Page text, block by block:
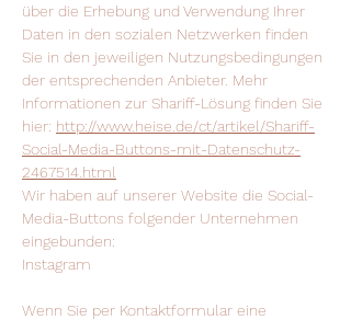
über die Erhebung und Verwendung Ihrer
Daten in den sozialen Netzwerken finden
Sie in den jeweiligen Nutzungsbedingungen
der entsprechenden Anbieter. Mehr
Informationen zur Shariff-Lösung finden Sie
hier: http://www.heise.de/ct/artikel/Shariff-
Social-Media-Buttons-mit-Datenschutz-
2467514.html
Wir haben auf unserer Website die Social-
Media-Buttons folgender Unternehmen
eingebunden:
Instagram
Wenn Sie per Kontaktformular eine